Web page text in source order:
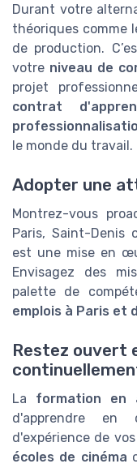
Durant votre
théoriques comme
de production.
votre niveau de
projet
contrat
le monde du travail.
Adopter une
Montrez-vous
Paris, Saint-Denis
est une mise en
Envisagez des
palette de
emplois à Paris et
Restez ouvert
La formation en
d'apprendre en
d'expérience de
écoles de cinéma